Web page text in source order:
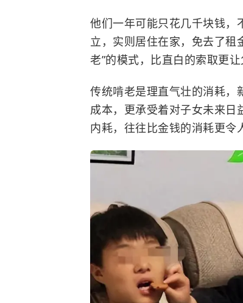
他们一年可能只花几千块钱，
立，实则居住在家，免去了租
老”的模式，比直白的索取更让
传统啃老是理直气壮的消耗，
成本，更承受着对子女未来日
内耗，往往比金钱的消耗更令